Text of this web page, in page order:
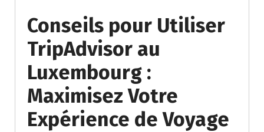
Conseils pour Utiliser
TripAdvisor au
Luxembourg :
Maximisez Votre
Expérience de Voyage